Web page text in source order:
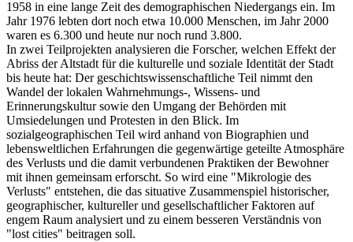
1958 in eine lange Zeit des demographischen Niedergangs ein. Im
Jahr 1976 lebten dort noch etwa 10.000 Menschen, im Jahr 2000
waren es 6.300 und heute nur noch rund 3.800.
In zwei Teilprojekten analysieren die Forscher, welchen Effekt der
Abriss der Altstadt für die kulturelle und soziale Identität der Stadt
bis heute hat: Der geschichtswissenschaftliche Teil nimmt den
Wandel der lokalen Wahrnehmungs-, Wissens- und
Erinnerungskultur sowie den Umgang der Behörden mit
Umsiedelungen und Protesten in den Blick. Im
sozialgeographischen Teil wird anhand von Biographien und
lebensweltlichen Erfahrungen die gegenwärtige geteilte Atmosphäre
des Verlusts und die damit verbundenen Praktiken der Bewohner
mit ihnen gemeinsam erforscht. So wird eine "Mikrologie des
Verlusts" entstehen, die das situative Zusammenspiel historischer,
geographischer, kultureller und gesellschaftlicher Faktoren auf
engem Raum analysiert und zu einem besseren Verständnis von
"lost cities" beitragen soll.